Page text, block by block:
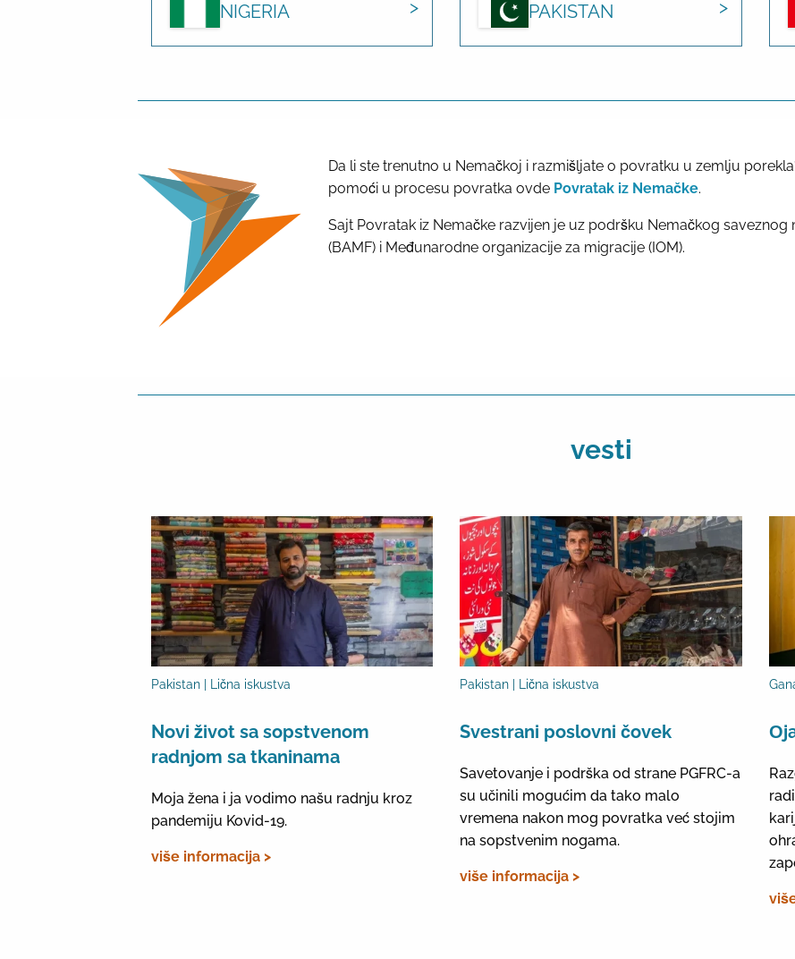
NIGERIA PAKISTAN
Da li ste trenutno u Nemačkoj i razmišljate o povratku u zemlju
pomoći u procesu povratka ovde Povratak iz Nemačke.
Sajt Povratak iz Nemačke razvijen je uz podršku Nemačkog
(BAMF) i Međunarodne organizacije za migracije (IOM).
vesti
Pakistan | Lična iskustva
Novi život sa sopstvenom
radnjom sa tkaninama
Moja žena i ja vodimo našu radnju kroz
pandemiju Kovid-19.
više informacija >
Pakistan | Lična iskustva
Svestrani poslovni čovek
Savetovanje i podrška od strane PGFRC-a
su učinili mogućim da tako malo
vremena nakon mog povratka već stojim
na sopstvenim nogama.
više informacija >